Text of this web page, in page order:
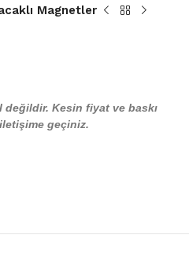
Magnetler
değildir. Kesin fiyat ve baskı
geçiniz.